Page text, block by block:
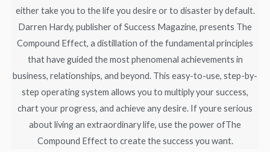
either take you to the life you desire or to disaster by default.
Darren Hardy, publisher of Success Magazine, presents The
Compound Effect, a distillation of the fundamental principles
that have guided the most phenomenal achievements in
business, relationships, and beyond. This easy-to-use, step-by-
step operating system allows you to multiply your success,
chart your progress, and achieve any desire. If youre serious
about living an extraordinary life, use the power ofThe
Compound Effect to create the success you want.​